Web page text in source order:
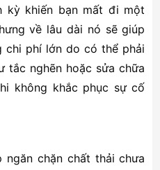
kỳ khiến bạn mất đi một
về lâu dài nó sẽ giúp
chi phí lớn do có thể phải
tắc nghẽn hoặc sửa chữa
không khắc phục sự cố
chặn chất thải chưa